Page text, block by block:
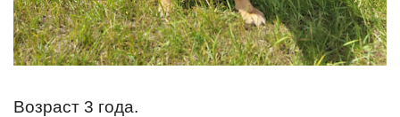
Возраст 3 года.